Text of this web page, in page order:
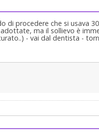
di procedere che si usava
ma il sollievo è
- vai dal dentista -